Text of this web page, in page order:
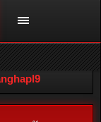
ทร. 081-811-1138
กที่นี่